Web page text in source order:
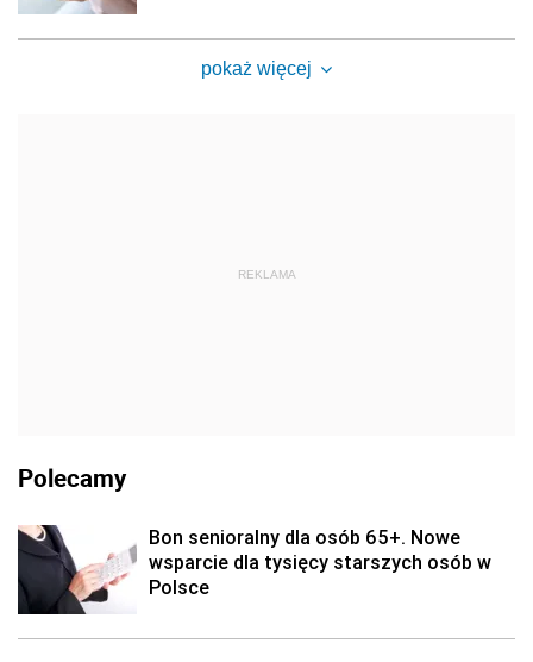
pokaż więcej
REKLAMA
Polecamy
Bon senioralny dla osób 65+. Nowe
wsparcie dla tysięcy starszych osób w
Polsce